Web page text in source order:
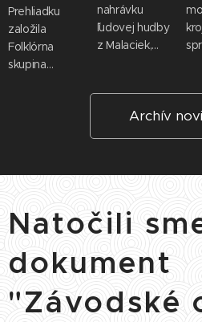
Prehliadku
založila
Folklórna
skupina
persóny
vypátranie
piesní, ktoré
za svojho
života
nahrávku
ˇľudovej hudby
z Malaciek,
Stanislav
Strážnický z
Archív
Natočili
dokument
"Závodské